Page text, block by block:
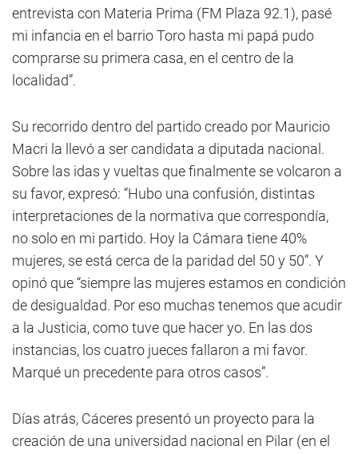
entrevista con Materia Prima (FM Plaza 92.1), pasé
mi infancia en el barrio Toro hasta mi papá pudo
comprarse su primera casa, en el centro de la
localidad”.
Su recorrido dentro del partido creado por Mauricio
Macri la llevó a ser candidata a diputada nacional.
Sobre las idas y vueltas que finalmente se volcaron a
su favor, expresó: “Hubo una confusión, distintas
interpretaciones de la normativa que correspondía,
no solo en mi partido. Hoy la Cámara tiene 40%
mujeres, se está cerca de la paridad del 50 y 50”. Y
opinó que “siempre las mujeres estamos en condición
de desigualdad. Por eso muchas tenemos que acudir
a la Justicia, como tuve que hacer yo. En las dos
instancias, los cuatro jueces fallaron a mi favor.
Marqué un precedente para otros casos”.
Días atrás, Cáceres presentó un proyecto para la
creación de una universidad nacional en Pilar (en el